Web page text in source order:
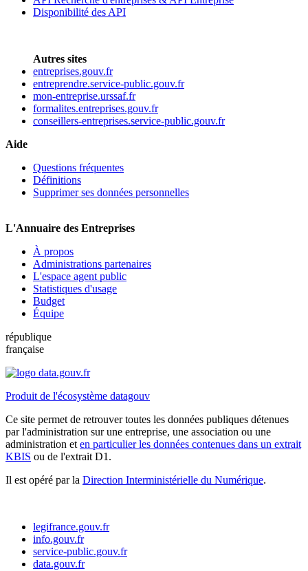
Disponibilité des API
Autres sites
entreprises.gouv.fr
entreprendre.service-public.gouv.fr
mon-entreprise.urssaf.fr
formalites.entreprises.gouv.fr
conseillers-entreprises.service-public.gouv.fr
Aide
Questions fréquentes
Définitions
Supprimer ses données personnelles
L'Annuaire des Entreprises
À propos
Administrations partenaires
L'espace agent public
Statistiques d'usage
Budget
Équipe
république
française
Produit de l'écosystème datagouv
Ce site permet de retrouver toutes les données publiques détenues
par l'administration sur une entreprise, une association ou une
administration et en particulier les données contenues dans un extrait
KBIS ou de l'extrait D1.
Il est opéré par la Direction Interministérielle du Numérique.
legifrance.gouv.fr
info.gouv.fr
service-public.gouv.fr
data.gouv.fr